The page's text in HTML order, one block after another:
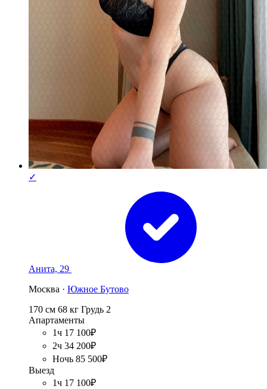
✓
Анита, 29
Москва · Южное Бутово
170 см 68 кг Грудь 2
Апартаменты
1ч 17 100₽
2ч 34 200₽
Ночь 85 500₽
Выезд
1ч 17 100₽